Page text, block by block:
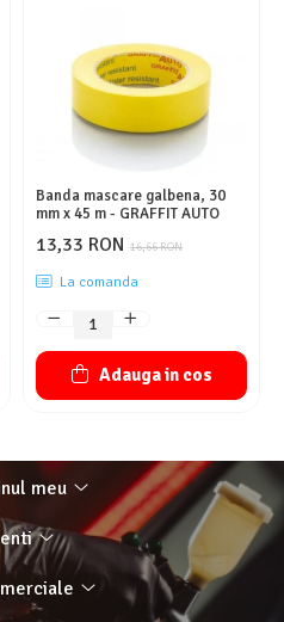
Banda mascare galbena, 30
mm x 45 m - GRAFFIT AUTO
16,66 RON
13,33 RON
La comanda
Adauga in cos
meu